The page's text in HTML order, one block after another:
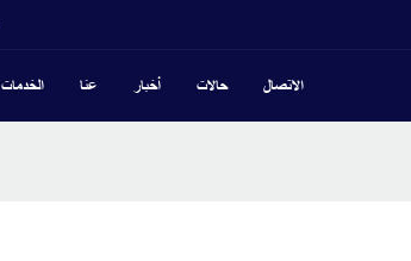
الخدمات عنا أخبار حالات الاتصال